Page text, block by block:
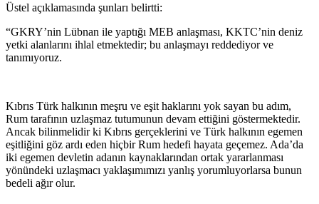
Üstel açıklamasında şunları belirtti:
“GKRY’nin Lübnan ile yaptığı MEB anlaşması, KKTC’nin deniz
yetki alanlarını ihlal etmektedir; bu anlaşmayı reddediyor ve
tanımıyoruz.
Kıbrıs Türk halkının meşru ve eşit haklarını yok sayan bu adım,
Rum tarafının uzlaşmaz tutumunun devam ettiğini göstermektedir.
Ancak bilinmelidir ki Kıbrıs gerçeklerini ve Türk halkının egemen
eşitliğini göz ardı eden hiçbir Rum hedefi hayata geçemez. Ada’da
iki egemen devletin adanın kaynaklarından ortak yararlanması
yönündeki uzlaşmacı yaklaşımımızı yanlış yorumluyorlarsa bunun
bedeli ağır olur.